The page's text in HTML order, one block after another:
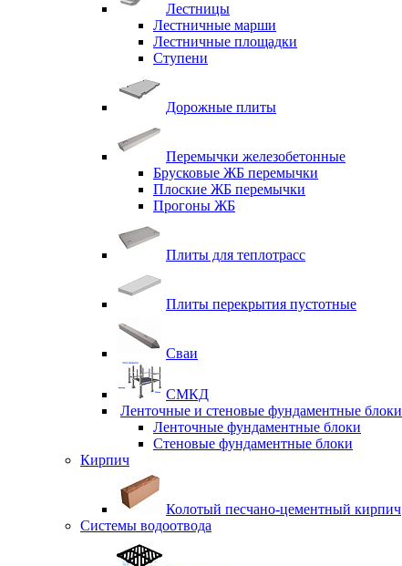
Лестницы
Лестничные марши
Лестничные площадки
Ступени
Дорожные плиты
Перемычки железобетонные
Брусковые ЖБ перемычки
Плоские ЖБ перемычки
Прогоны ЖБ
Плиты для теплотрасс
Плиты перекрытия пустотные
Сваи
СМКД
Ленточные и стеновые фундаментные блоки
Ленточные фундаментные блоки
Стеновые фундаментные блоки
Кирпич
Колотый песчано-цементный кирпич
Системы водоотвода